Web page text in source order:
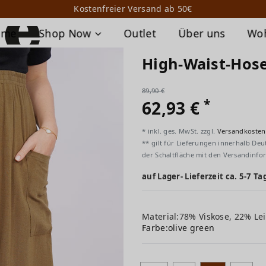
Kostenfreier Versand ab 50€
Shop Now Outlet Über uns
High-Waist-
89,90 €
62,93 €*
* inkl. ges. MwSt. zzgl. Versandkosten
** gilt für Lieferungen innerhalb
der Schaltfläche mit den
auf Lager- Lieferzeit ca. 5-7
Material:78% Viskose, 22%
Farbe:olive green